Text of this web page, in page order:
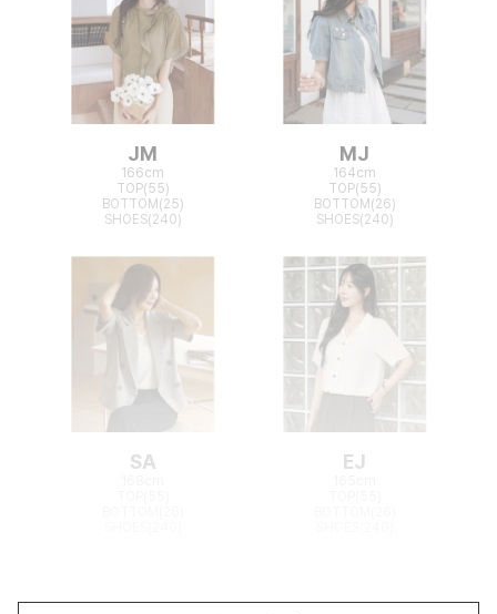
JM
166cm
TOP(55)
BOTTOM(25)
SHOES(240)
MJ
164cm
TOP(55)
BOTTOM(26)
SHOES(240)
SA EJ